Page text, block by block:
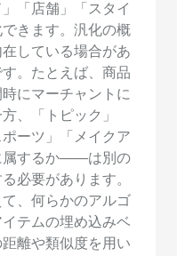
「店舗」「スタイ
きます。汎化の概
している場合があ
。たとえば、商品
にマーチャントに
、「トピック」
ーツ」「メイクア
属するか——は別の
必要があります。
、何らかのアルゴ
テムの埋め込みベ
離や類似度を用い